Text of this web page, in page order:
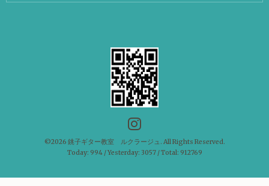
©2026 銚子ギター教室 ルクラージュ . All Rights Reserved.
Today: 994/ Yesterday: 3057/ Total: 912769